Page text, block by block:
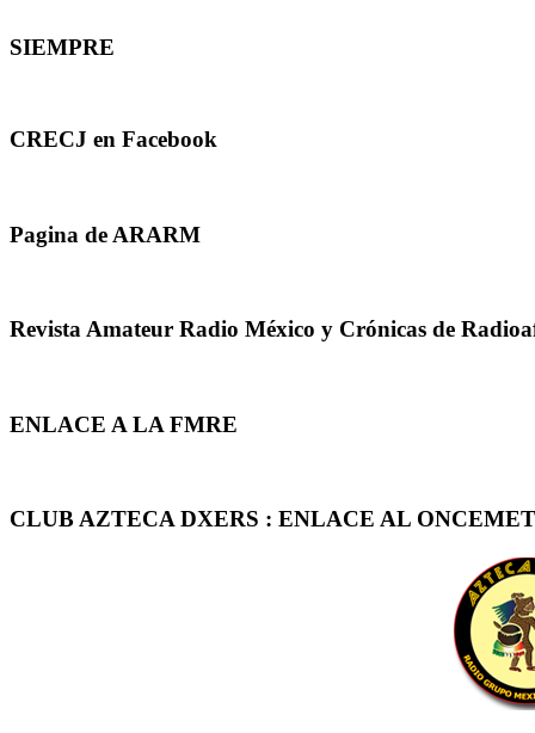
SIEMPRE
CRECJ en Facebook
Pagina de ARARM
Revista Amateur Radio México y Crónicas de
ENLACE A LA FMRE
CLUB AZTECA DXERS : ENLACE AL